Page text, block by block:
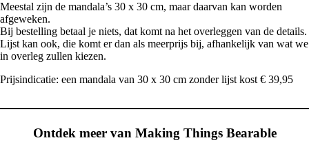
Meestal zijn de mandala’s 30 x 30 cm, maar daarvan kan worden
afgeweken.
Bij bestelling betaal je niets, dat komt na het overleggen van de details.
Lijst kan ook, die komt er dan als meerprijs bij, afhankelijk van wat we
in overleg zullen kiezen.
Prijsindicatie: een mandala van 30 x 30 cm zonder lijst kost € 39,95
Ontdek meer van Making Things Bearable